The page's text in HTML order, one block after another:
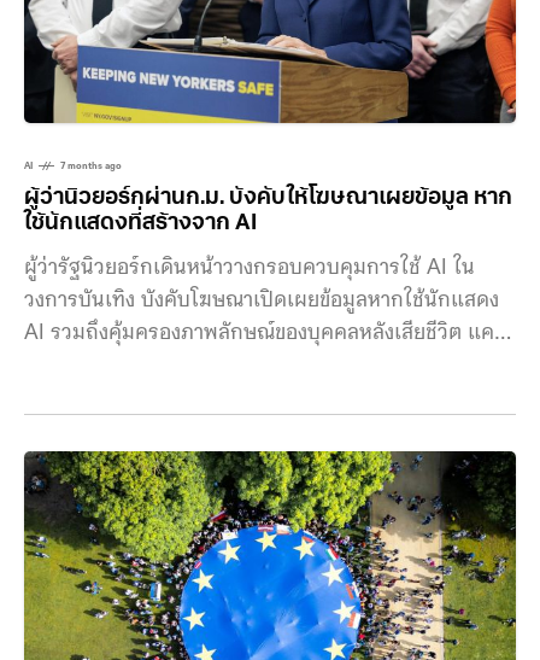
AI 7 months ago
ผู้ว่านิวยอร์กผ่านก.ม. บังคับให้โฆษณาเผยข้อมูล หาก
ใช้นักแสดงที่สร้างจาก AI
ผู้ว่ารัฐนิวยอร์กเดินหน้าวางกรอบควบคุมการใช้ AI ใน
วงการบันเทิง บังคับโฆษณาเปิดเผยข้อมูลหากใช้นักแสดง
AI รวมถึงคุ้มครองภาพลักษณ์ของบุคคลหลังเสียชีวิต แคธี่
บุคคลหลังเสียชีวิต ร่างกฎหมายฉบับแรก คือ Assembly
Bill A8887B (หรือ S.8420-A) บังคับให้ผู้ผลิตโฆษณาต้อง
ระบุอย่างชัดเจนว่าโฆษณานั้นมีการใช้ “ตัวแสดงที่สร้างด้วย
AI” หรือไม่ ส่วนอีกฉบับ คือ S.8391 กำหนดให้การนำชื่อ